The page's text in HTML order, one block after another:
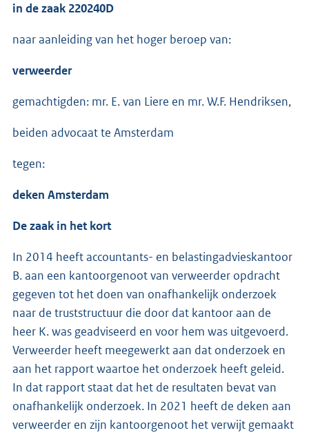
in de zaak 220240D
naar aanleiding van het hoger beroep van:
verweerder
gemachtigden: mr. E. van Liere en mr. W.F. Hendriksen,
beiden advocaat te Amsterdam
tegen:
deken Amsterdam
De zaak in het kort
In 2014 heeft accountants- en belastingadvieskantoor
B. aan een kantoorgenoot van verweerder opdracht
gegeven tot het doen van onafhankelijk onderzoek
naar de truststructuur die door dat kantoor aan de
heer K. was geadviseerd en voor hem was uitgevoerd.
Verweerder heeft meegewerkt aan dat onderzoek en
aan het rapport waartoe het onderzoek heeft geleid.
In dat rapport staat dat het de resultaten bevat van
onafhankelijk onderzoek. In 2021 heeft de deken aan
verweerder en zijn kantoorgenoot het verwijt gemaakt